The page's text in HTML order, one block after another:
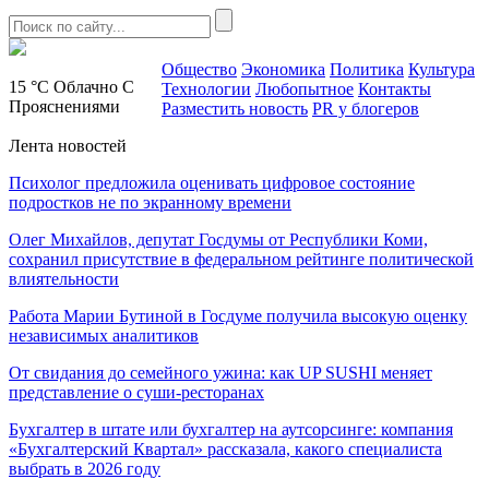
15 °C Облачно С
Прояснениями
Общество Экономика Политика Культура
Технологии Любопытное Контакты
Разместить новость PR у блогеров
Лента новостей
Психолог предложила оценивать цифровое состояние
подростков не по экранному времени
Олег Михайлов, депутат Госдумы от Республики Коми,
сохранил присутствие в федеральном рейтинге политической
влиятельности
Работа Марии Бутиной в Госдуме получила высокую оценку
независимых аналитиков
От свидания до семейного ужина: как UP SUSHI меняет
представление о суши-ресторанах
Бухгалтер в штате или бухгалтер на аутсорсинге: компания
«Бухгалтерский Квартал» рассказала, какого специалиста
выбрать в 2026 году